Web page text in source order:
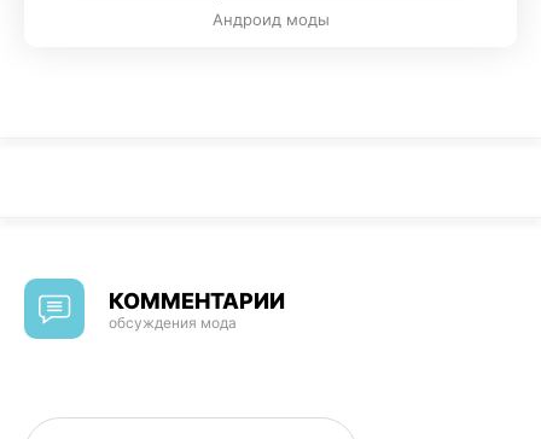
Андроид моды
КОММЕНТАРИИ
обсуждения мода